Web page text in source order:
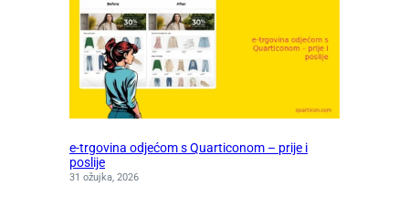
e-trgovina odjećom s Quarticonom – prije i
poslije
31 ožujka, 2026